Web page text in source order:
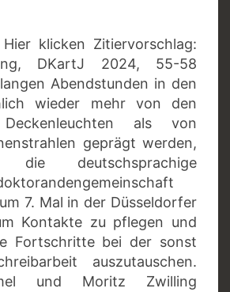
Hier klicken Zitiervorschlag:
DKartJ 2024, 55-58
Abendstunden in den
wieder mehr von den
Deckenleuchten als von
geprägt werden,
deutschsprachige
7. Mal in der Düsseldorfer
Kontakte zu pflegen und
Fortschritte bei der sonst
auszutauschen.
und Moritz Zwilling